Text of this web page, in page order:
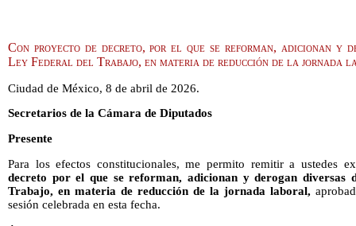
Con proyecto de decreto, por el que se reforman, adicionan y
Ley Federal del Trabajo, en materia de reducción de la jornada
Ciudad de México, 8 de abril de 2026.
Secretarios de la Cámara de Diputados
Presente
Para los efectos constitucionales, me permito remitir a ustedes
decreto por el que se reforman, adicionan y derogan diversas
Trabajo, en materia de reducción de la jornada laboral,
sesión celebrada en esta fecha.